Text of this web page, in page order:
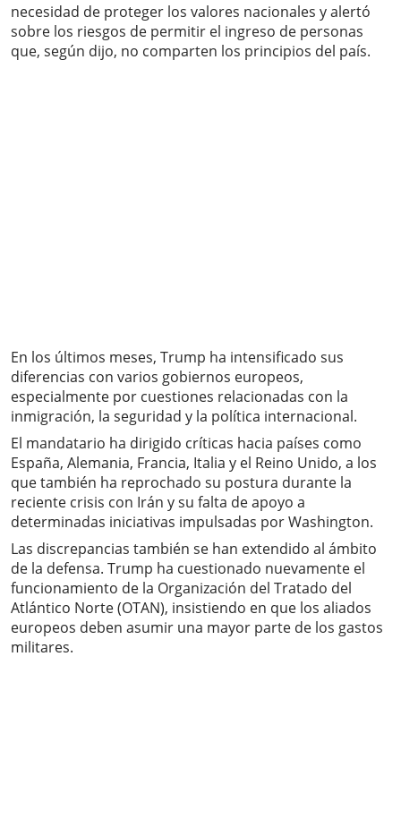
necesidad de proteger los valores nacionales y alertó
sobre los riesgos de permitir el ingreso de personas
que, según dijo, no comparten los principios del país.
En los últimos meses, Trump ha intensificado sus
diferencias con varios gobiernos europeos,
especialmente por cuestiones relacionadas con la
inmigración, la seguridad y la política internacional.
El mandatario ha dirigido críticas hacia países como
España, Alemania, Francia, Italia y el Reino Unido, a los
que también ha reprochado su postura durante la
reciente crisis con Irán y su falta de apoyo a
determinadas iniciativas impulsadas por Washington.
Las discrepancias también se han extendido al ámbito
de la defensa. Trump ha cuestionado nuevamente el
funcionamiento de la Organización del Tratado del
Atlántico Norte (OTAN), insistiendo en que los aliados
europeos deben asumir una mayor parte de los gastos
militares.